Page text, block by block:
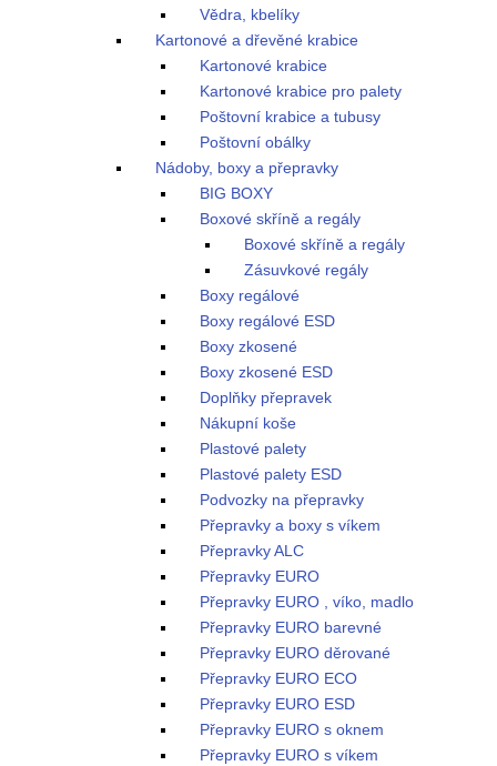
Vědra, kbelíky
Kartonové a dřevěné krabice
Kartonové krabice
Kartonové krabice pro palety
Poštovní krabice a tubusy
Poštovní obálky
Nádoby, boxy a přepravky
BIG BOXY
Boxové skříně a regály
Boxové skříně a regály
Zásuvkové regály
Boxy regálové
Boxy regálové ESD
Boxy zkosené
Boxy zkosené ESD
Doplňky přepravek
Nákupní koše
Plastové palety
Plastové palety ESD
Podvozky na přepravky
Přepravky a boxy s víkem
Přepravky ALC
Přepravky EURO
Přepravky EURO , víko, madlo
Přepravky EURO barevné
Přepravky EURO děrované
Přepravky EURO ECO
Přepravky EURO ESD
Přepravky EURO s oknem
Přepravky EURO s víkem